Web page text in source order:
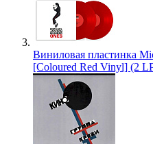
Виниловая пластинка
[Coloured Red Vinyl] (2